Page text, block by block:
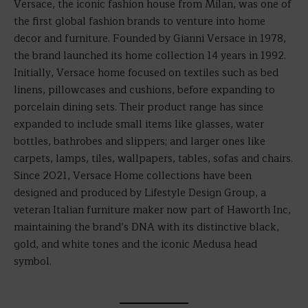
Versace, the iconic fashion house from Milan, was one of
the first global fashion brands to venture into home
decor and furniture. Founded by Gianni Versace in 1978,
the brand launched its home collection 14 years in 1992.
Initially, Versace home focused on textiles such as bed
linens, pillowcases and cushions, before expanding to
porcelain dining sets. Their product range has since
expanded to include small items like glasses, water
bottles, bathrobes and slippers; and larger ones like
carpets, lamps, tiles, wallpapers, tables, sofas and chairs.
Since 2021, Versace Home collections have been
designed and produced by Lifestyle Design Group, a
veteran Italian furniture maker now part of Haworth Inc,
maintaining the brand’s DNA with its distinctive black,
gold, and white tones and the iconic Medusa head
symbol.